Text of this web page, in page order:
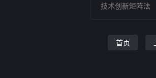
技术创新矩阵法
首页